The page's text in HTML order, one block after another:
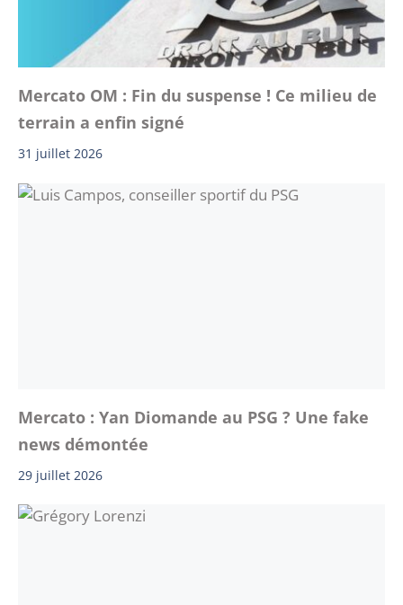
Mercato OM : Fin du suspense ! Ce milieu de
terrain a enfin signé
31 juillet 2026
Mercato : Yan Diomande au PSG ? Une fake
news démontée
29 juillet 2026